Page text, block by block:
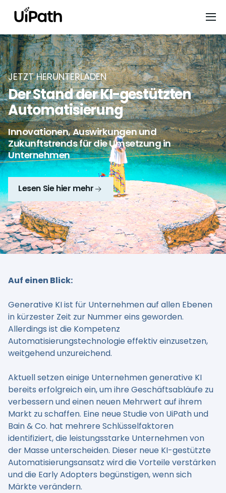
JETZT HERUNTERLADEN
Der Stand der KI-gestützten
Automatisierung
Innovationen, Auswirkungen und
Zukunftstrends für die Umsetzung in
Unternehmen
Lesen Sie hier mehr
Auf einen Blick:
Generative KI ist für Unternehmen auf allen Ebenen
in kürzester Zeit zur Nummer eins geworden.
Allerdings ist die Kompetenz
Automatisierungstechnologie effektiv einzusetzen,
weitgehend unzureichend.
Aktuell setzen einige Unternehmen generative KI
bereits erfolgreich ein, um ihre Geschäftsabläufe zu
verbessern und einen neuen Mehrwert auf ihrem
Markt zu schaffen. Eine neue Studie von UiPath und
Bain & Co. hat mehrere Schlüsselfaktoren
identifiziert, die leistungsstarke Unternehmen von
der Masse unterscheiden. Dieser neue KI-gestützte
Automatisierungsansatz wird die Vorteile verstärken
und die Early Adopters begünstigen, wenn sich
Märkte verändern.